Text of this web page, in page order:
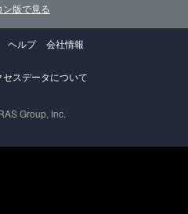
ン版で見る
ヘルプ 会社情報
スデータについて
Group, Inc.